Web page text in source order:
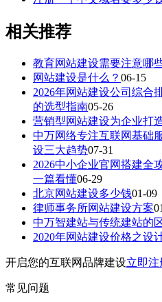
相关推荐
教育网站建设需要注意哪
网站建设是什么？ 06-15
2026年网站建设公司综合
的选型指南05-26
营销型网站建设为企业打
中万网络专注互联网基础
设三大趋势07-31
2026中小企业官网搭建全
一篇看懂06-29
北京网站建设多少钱01-09
律师事务所网站建设方案
中万智建站与传统建站的
2020年网站建设价格之设
开启您的互联网品牌建设立即注
常见问题